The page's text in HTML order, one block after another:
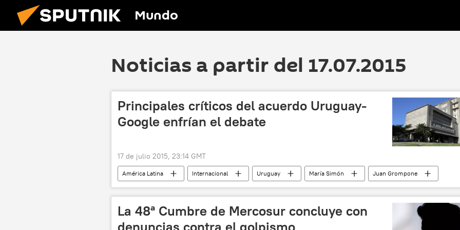
Mundo
Noticias a partir del 17.07.2015
Principales críticos del acuerdo Uruguay-
Google enfrían el debate
17 de julio 2015, 23:14 GMT
América Latina Internacional Uruguay María Simón
Juan Grompone
José Carlos Cardoso
Universidad de la República de Uruguay (UdelaR)
Comisión de Educación del Senado de Uruguay
La 48ª Cumbre de Mercosur concluye con